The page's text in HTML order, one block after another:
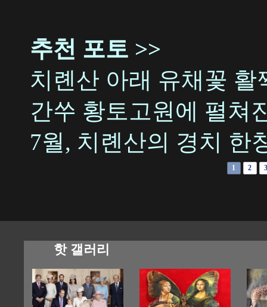
추천 포토 >>
치롄산 아래 유채꽃 활
간쑤 황토고원에 펼쳐
7월, 치롄산의 경치 한
1 2 3
핫 갤러리